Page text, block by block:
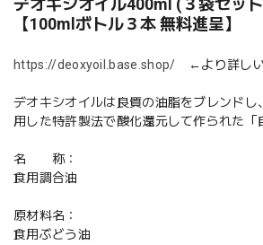
デオキシオイル400ml (３袋セッ
【100mlボトル３本 無料進呈】
https://deoxyoil.base.shop/ ←より詳しい
デオキシオイルは良質の油脂をブレンドし
用した特許製法で酸化還元して作られた「
名 称：
食用調合油
原材料名：
食用ぶどう油